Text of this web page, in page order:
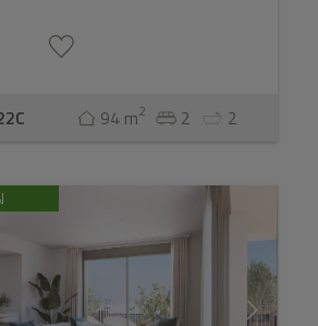
94 m2 2 2